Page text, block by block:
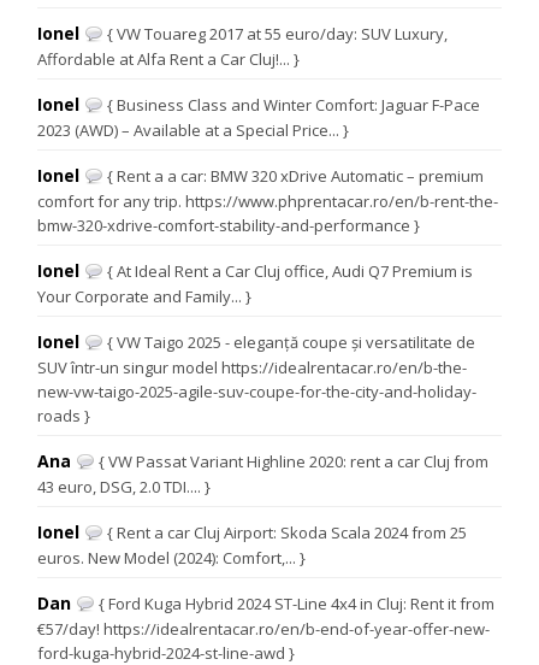
Ionel
{ VW Touareg 2017 at 55 euro/day: SUV Luxury,
Affordable at Alfa Rent a Car Cluj!... }
Ionel
{ Business Class and Winter Comfort: Jaguar F-Pace
2023 (AWD) – Available at a Special Price... }
Ionel
{ Rent a a car: BMW 320 xDrive Automatic – premium
comfort for any trip. https://www.phprentacar.ro/en/b-rent-the-
bmw-320-xdrive-comfort-stability-and-performance }
Ionel
{ At Ideal Rent a Car Cluj office, Audi Q7 Premium is
Your Corporate and Family... }
Ionel
{ VW Taigo 2025 - eleganță coupe și versatilitate de
SUV într-un singur model https://idealrentacar.ro/en/b-the-
new-vw-taigo-2025-agile-suv-coupe-for-the-city-and-holiday-
roads }
Ana
{ VW Passat Variant Highline 2020: rent a car Cluj from
43 euro, DSG, 2.0 TDI.... }
Ionel
{ Rent a car Cluj Airport: Skoda Scala 2024 from 25
euros. New Model (2024): Comfort,... }
Dan
{ Ford Kuga Hybrid 2024 ST-Line 4x4 in Cluj: Rent it from
€57/day! https://idealrentacar.ro/en/b-end-of-year-offer-new-
ford-kuga-hybrid-2024-st-line-awd }